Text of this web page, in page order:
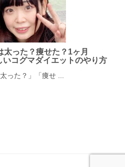
太った？痩せた？1ヶ月
コグマダイエットのやり方
った？」「痩せ ...